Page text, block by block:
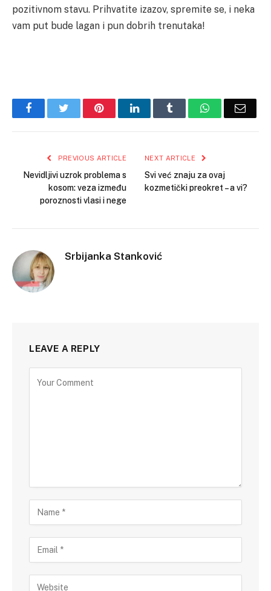
pozitivnom stavu. Prihvatite izazov, spremite se, i neka
vam put bude lagan i pun dobrih trenutaka!
FacebookTwitter PinterestLinkedInTumblr WhatsAppEmail
PREVIOUS ARTICLE
Nevidljivi uzrok problema s
kosom: veza između
poroznosti vlasi i nege
NEXT ARTICLE
Svi već znaju za ovaj
kozmetički preokret – a vi?
Srbijanka Stanković
LEAVE A REPLY